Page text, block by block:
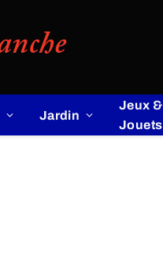
Jardin
Jeux &
Jouets